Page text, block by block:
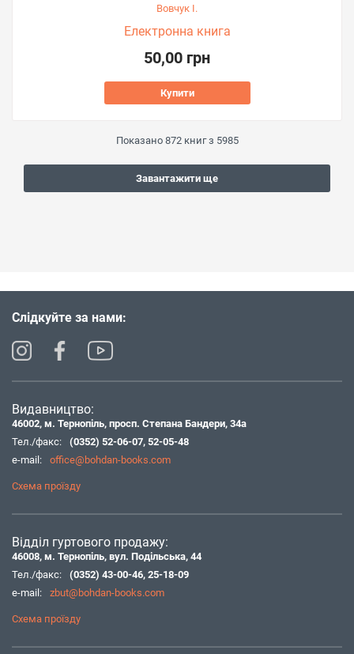
Вовчук І.
Електронна книга
50,00 грн
Купити
Показано 872книг з 5985
Завантажити ще
Слідкуйте за нами:
Видавництво:
46002, м. Тернопіль, просп. Степана Бандери, 34а
Тел./факс:
(0352) 52-06-07, 52-05-48
e-mail:
office@bohdan-books.com
Схема проїзду
Відділ гуртового продажу:
46008, м. Тернопіль, вул. Подільська, 44
Тел./факс:
(0352) 43-00-46, 25-18-09
e-mail:
zbut@bohdan-books.com
Схема проїзду